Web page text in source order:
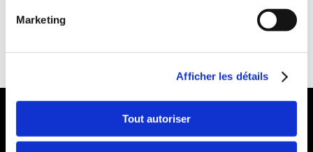
Marketing
Afficher les détails
Tout autoriser
MODES DE PAIEMENT